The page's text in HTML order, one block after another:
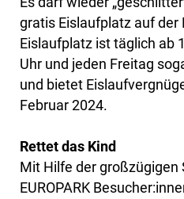
gratis Eislaufplatz auf der
Eislaufplatz ist täglich ab
Uhr und jeden Freitag
und bietet
Februar 2024.
Rettet das Kind
Mit Hilfe der großzügigen
EUROPARK